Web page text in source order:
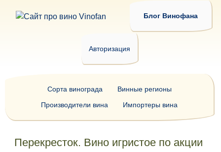
Блог Винофана
Авторизация
Перекресток. Вино игристое по акции
Сорта винограда
Винные регионы
Производители вина
Импортеры вина